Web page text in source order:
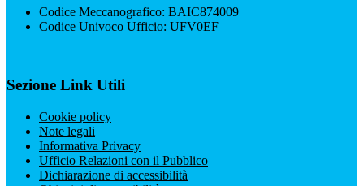
Codice Meccanografico: BAIC874009
Codice Univoco Ufficio: UFV0EF
Sezione Link Utili
Cookie policy
Note legali
Informativa Privacy
Ufficio Relazioni con il Pubblico
Dichiarazione di accessibilità